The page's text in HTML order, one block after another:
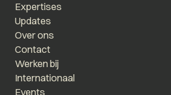
Expertises
Updates
Over ons
Contact
Werken bij
Internationaal
Events